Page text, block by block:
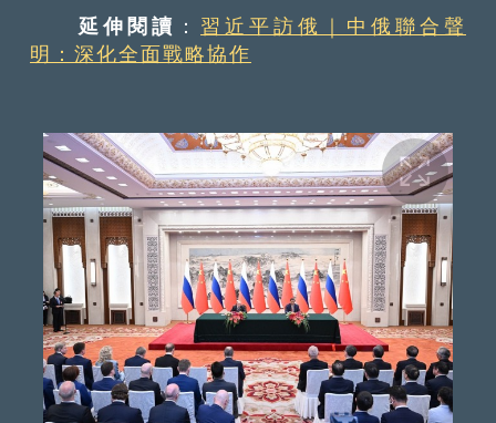
延伸閱讀 ： 習近平訪俄｜中俄聯合聲
明：深化全面戰略協作